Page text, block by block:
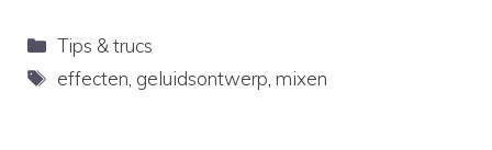
Dat is precies wat
Eareckon heeft gedaan
met deze plug-
Categorieën
Tips & trucs
Tags
effecten geluidsontwerp ,mixen